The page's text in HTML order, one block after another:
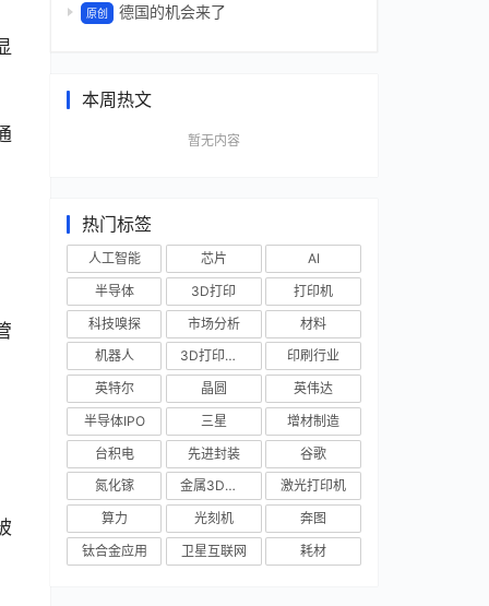
原创 德国的机会来了
本周热文
暂无内容
热门标签
人工智能 芯片
AI
半导体
3D打印
打印机
科技嗅探
市场分析
材料
机器人
3D打印技术
印刷行业
英特尔
晶圆
英伟达
半导体IPO
三星
增材制造
台积电
先进封装
谷歌
氮化镓
金属3D打印
激光打印机
算力
光刻机
奔图
钛合金应用
卫星互联网 耗材